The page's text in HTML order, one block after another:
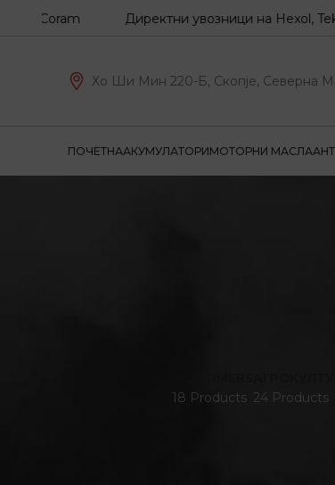
Coram Директни увозници на Hexol,
Хо Ши Мин 220-Б, Скопје, Северна
ПОЧЕТНААКУМУЛАТОРИМОТОРНИ МАСЛА
18 Products 24 Products